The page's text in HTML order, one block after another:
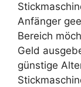
Anfänger
Bereich
Geld
günstige